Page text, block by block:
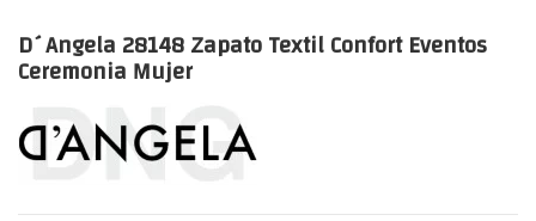
D´Angela 28148 Zapato Textil Confort Eventos
Ceremonia Mujer